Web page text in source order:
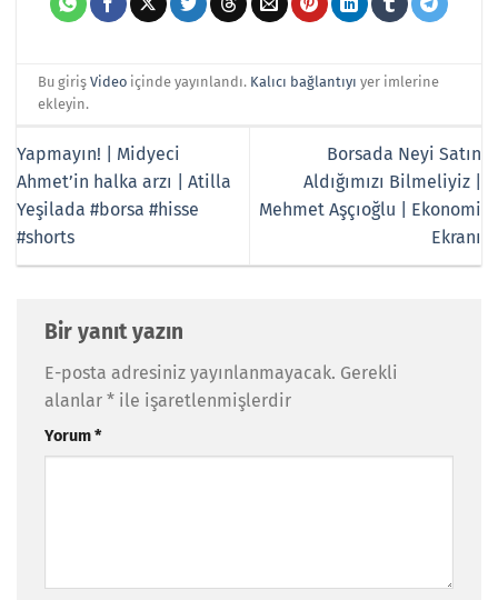
Bu girişVideo içinde yayınlandı. Kalıcı bağlantıyı yer imlerine
ekleyin.
Yapmayın! | Midyeci
Ahmet’in halka arzı | Atilla
Yeşilada #borsa #hisse
#shorts
Borsada Neyi Satın
Aldığımızı Bilmeliyiz |
Mehmet Aşçıoğlu | Ekonomi
Ekranı
Bir yanıt yazın
E-posta adresiniz yayınlanmayacak. Gerekli
alanlar * ile işaretlenmişlerdir
Yorum*